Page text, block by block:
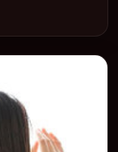
内地院线及主流
合喜欢强情节与人